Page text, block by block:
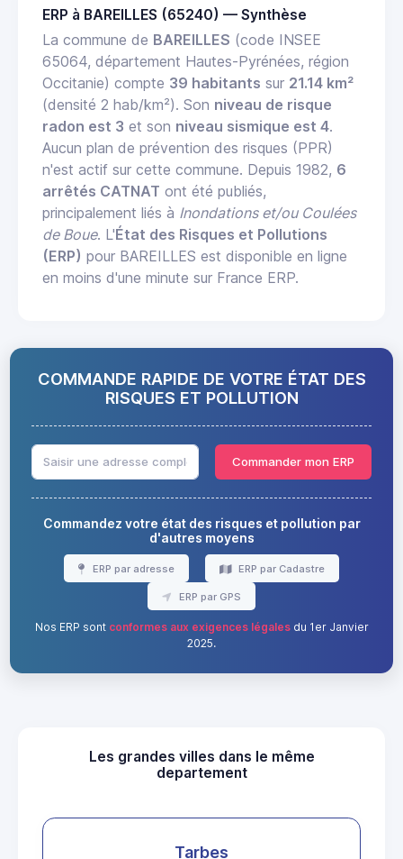
ERP à BAREILLES (65240) — Synthèse
La commune de BAREILLES (code INSEE
65064, département Hautes-Pyrénées, région
Occitanie) compte 39 habitants sur 21.14 km²
(densité 2 hab/km²). Son niveau de risque
radon est 3 et son niveau sismique est 4.
Aucun plan de prévention des risques (PPR)
n'est actif sur cette commune. Depuis 1982, 6
arrêtés CATNAT ont été publiés,
principalement liés à Inondations et/ou Coulées
de Boue. L'État des Risques et Pollutions
(ERP) pour BAREILLES est disponible en ligne
en moins d'une minute sur France ERP.
COMMANDE RAPIDE DE VOTRE ÉTAT DES
RISQUES ET POLLUTION
Commander mon ERP
Commandez votre état des risques et pollution par
d'autres moyens
ERP par adresse ERP par Cadastre
ERP par GPS
Nos ERP sont conformes aux exigences légalesdu 1er Janvier
2025.
Les grandes villes dans le même
departement
Tarbes